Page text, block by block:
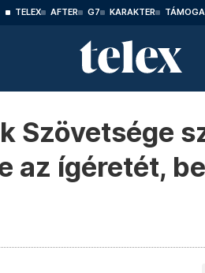
TELEX AFTER G7 KARAKTER
Szövetsége
az ígéretét,